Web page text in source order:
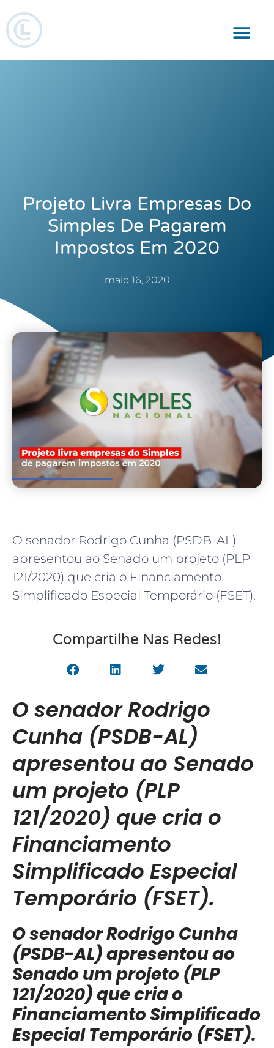
Projeto Livra Empresas Do
Simples De Pagarem
Impostos Em 2020
maio 16, 2020
O senador Rodrigo Cunha (PSDB-AL)
apresentou ao Senado um projeto (PLP
121/2020) que cria o Financiamento
Simplificado Especial Temporário (FSET).
Compartilhe Nas Redes!
O senador Rodrigo
Cunha (PSDB-AL)
apresentou ao Senado
um projeto (PLP
121/2020) que cria o
Financiamento
Simplificado Especial
Temporário (FSET).
O senador Rodrigo Cunha
(PSDB-AL) apresentou ao
Senado um projeto (PLP
121/2020) que cria o
Financiamento Simplificado
Especial Temporário (FSET).